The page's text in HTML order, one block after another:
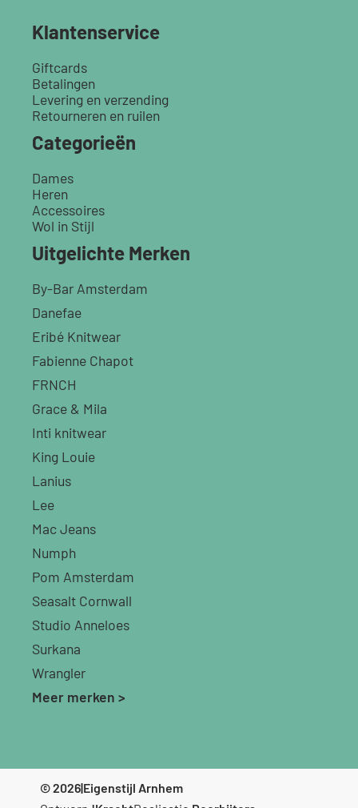
Klantenservice
Giftcards
Betalingen
Levering en verzending
Retourneren en ruilen
Categorieën
Dames
Heren
Accessoires
Wol in Stijl
Uitgelichte Merken
By-Bar Amsterdam
Danefae
Eribé Knitwear
Fabienne Chapot
FRNCH
Grace & Mila
Inti knitwear
King Louie
Lanius
Lee
Mac Jeans
Numph
Pom Amsterdam
Seasalt Cornwall
Studio Anneloes
Surkana
Wrangler
Meer merken >
© 2026|Eigenstijl Arnhem